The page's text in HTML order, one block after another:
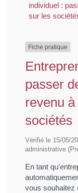
individuel :
sur les
Fiche pratique
passer
revenu
sociétés
Vérifié le 15/05/
administrative
En tant
vous souhaitez